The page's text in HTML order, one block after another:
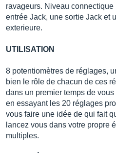
ravageurs. Niveau
entrée Jack, une sortie Jack et
exterieure.
UTILISATION
8 potentiomètres de réglages,
bien le rôle de chacun de ces
dans un premier temps de
en essayant les 20 réglages
vous faire une idée de qui fait
lancez vous dans votre propre
multiples.